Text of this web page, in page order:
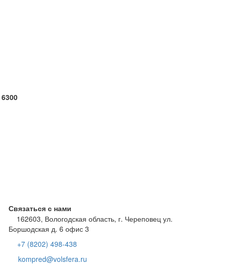
6300
Связаться с нами
162603, Вологодская область, г. Череповец ул.
Боршодская д. 6 офис 3
+7 (8202) 498-438
kompred@volsfera.ru